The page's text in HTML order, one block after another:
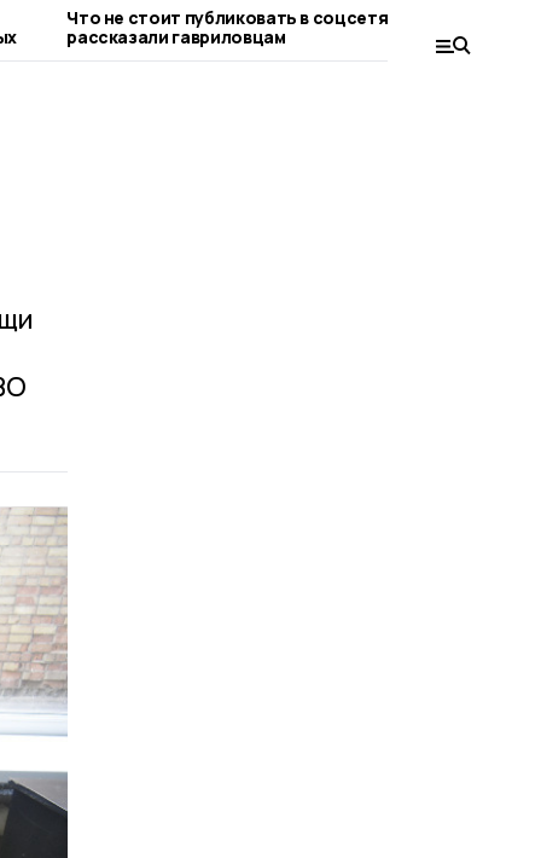
Что не стоит публиковать в соцсетях,
рассказали гавриловцам